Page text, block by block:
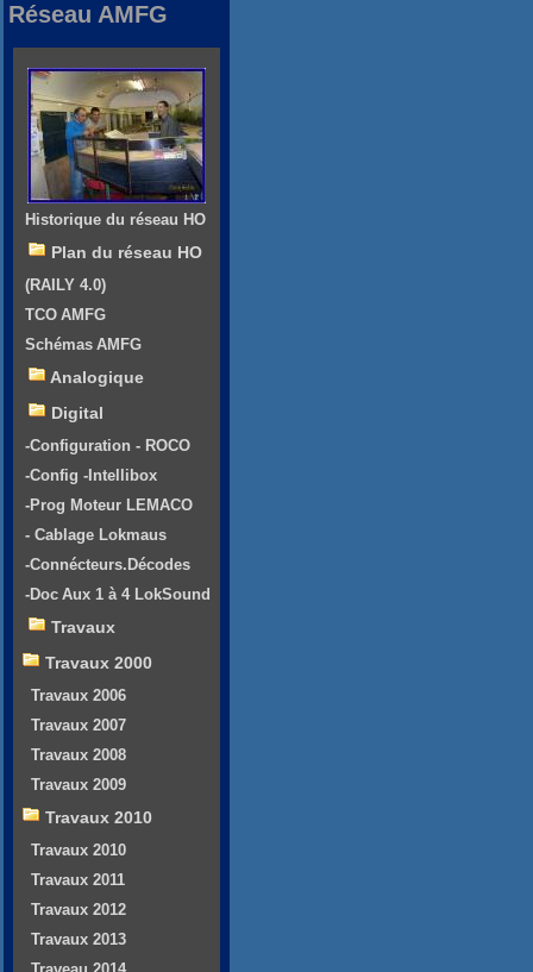
Réseau AMFG
Historique du réseau HO
Plan du réseau HO
(RAILY 4.0)
TCO AMFG
Schémas AMFG
Analogique
Digital
-Configuration - ROCO
-Config -Intellibox
-Prog Moteur LEMACO
- Cablage Lokmaus
-Connécteurs.Décodes
-Doc Aux 1 à 4 LokSound
Travaux
Travaux 2000
Travaux 2006
Travaux 2007
Travaux 2008
Travaux 2009
Travaux 2010
Travaux 2010
Travaux 2011
Travaux 2012
Travaux 2013